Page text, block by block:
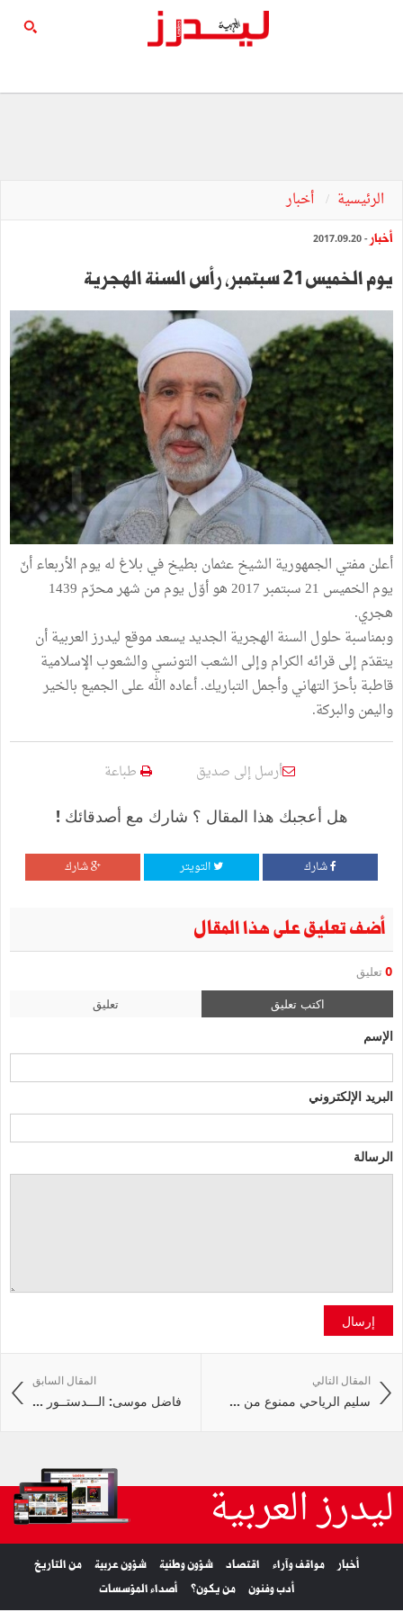
الرئيسية أخبار
أخبار - 2017.09.20
يوم الخميس 21 سبتمبر، رأس السنة الهجرية
أعلن مفتي الجمهورية الشيخ عثمان بطيخ في بلاغ له يوم الأربعاء أنّ
يوم الخميس 21 سبتمبر 2017 هو أوّل يوم من شهر محرّم 1439
هجري.
وبمناسبة حلول السنة الهجرية الجديد يسعد موقع ليدرز العربية أن
يتقدّم إلى قرائه الكرام وإلى الشعب التونسي والشعوب الإسلامية
قاطبة بأحرّ التهاني وأجمل التباريك. أعاده الله على الجميع بالخير
واليمن والبركة.
أرسل إلى صديق طباعة
هل أعجبك هذا المقال ؟ شارك مع أصدقائك !
شارك التويتر شارك
أضف تعليق على هذا المقال
0 تعليق
اكتب تعليق تعليق
الإسم
البريد الإلكتروني
الرسالة
إرسال
المقال السابق
فاضل موسى: الـــدستــور ...
المقال التالي
سليم الرياحي ممنوع من ...
ليدرز العربية
أخبار مواقف وآراء اقتصاد شؤون وطنية شؤون عربية
من التاريخ
أدب وفنون
من يكون؟ أصداء المؤسسات